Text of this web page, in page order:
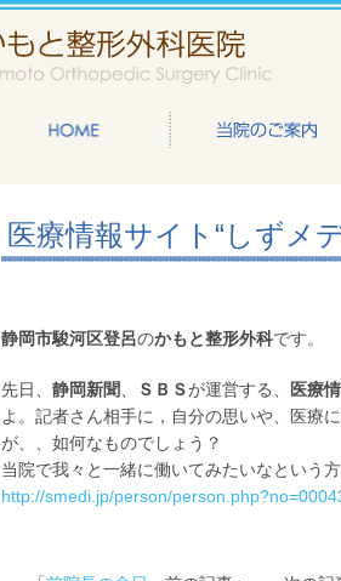
医療情報サイト“しずメ
静岡市駿河区登呂のかもと整形外科です。
先日、 静岡新聞 ＳＢＳが運営する、 医療
よ。記者さん相手に，自分の思いや、医療
が、、如何なものでしょう？
当院で我々と一緒に働いてみたいなという
http://smedi.jp/person/